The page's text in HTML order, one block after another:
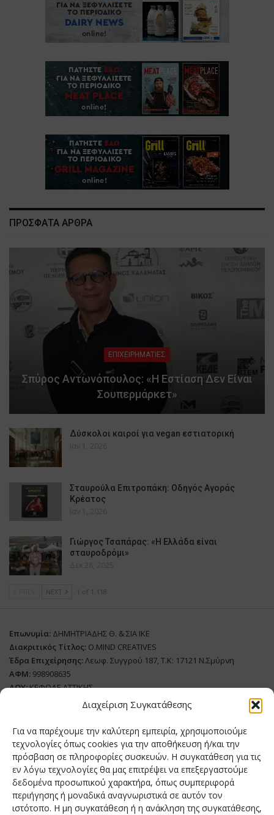
Διαχείριση Συγκατάθεσης
Για να παρέχουμε την καλύτερη εμπειρία, χρησιμοποιούμε
τεχνολογίες όπως cookies για την αποθήκευση ή/και την
πρόσβαση σε πληροφορίες συσκευών. Η συγκατάθεση για τις
εν λόγω τεχνολογίες θα μας επιτρέψει να επεξεργαστούμε
δεδομένα προσωπικού χαρακτήρα, όπως συμπεριφορά
περιήγησης ή μοναδικά αναγνωριστικά σε αυτόν τον
ιστότοπο. Η μη συγκατάθεση ή η ανάκληση της συγκατάθεσης,
ΠΡΟΣΦΑΤΑ ΑΡΘΡΑ
ΕΠΙΧΕΙΡΗΜΑΤΙΕΣ
Σπύρος Αντωνόπουλος: «Η Εστίαση Δεν Είναι
Σουπερμάρκετ»
Δύσκολοι καιροί για vegan εστιατορική
Ιαν 1, 2026
Σταυρούλα Επιτροπάκη: Οδηγός Αγοράς
Κρέατος
Ιαν 1, 2026
Γιώργος Τσαπάρας: «Η Ελλάδα είναι
σταυροδρόμι»
Δεκ 28, 2025
NEXT 1 of 1.118
Επωνυμία: ΔΗΜΗΤΡΙΑΔΗΣ Θ. & ΣΙΑ ΙΚΕ
Διακριτικός Τίτλος: O.MIND CREATIVES
Έδρα Επιχείρησης:Λεωφ. Συγγρού 187, Τ.Κ: 17121 Ν.Σμύρνη
ΑΦΜ: 998908635
ΔΟΥ:ΚΕΦΟΔΕ ΑΤΤΙΚΗΣ
Όνομα Ιδιοκτήτη και Νόμιμο Πρόσωπο: Θεόδωρος Δημητριάδης
Διευθυντής Σύνταξης:Ευθυμιάτου Μαίρη
Domain:grillmagazine.gr
Δικαιούχος Domain:Θεόδωρος Δημητριάδης
Διευθυντής:Θεόδωρος Δημητριάδης
Διαχειριστής:Θεόδωρος Δημητριάδης
Δήλωση Συμμόρφωσης